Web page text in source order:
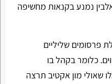
נמנע בקנאות מחשיפה
פרסומים שליליים
כלומר בקהל בו
שאולי מון אקטיב תרצה